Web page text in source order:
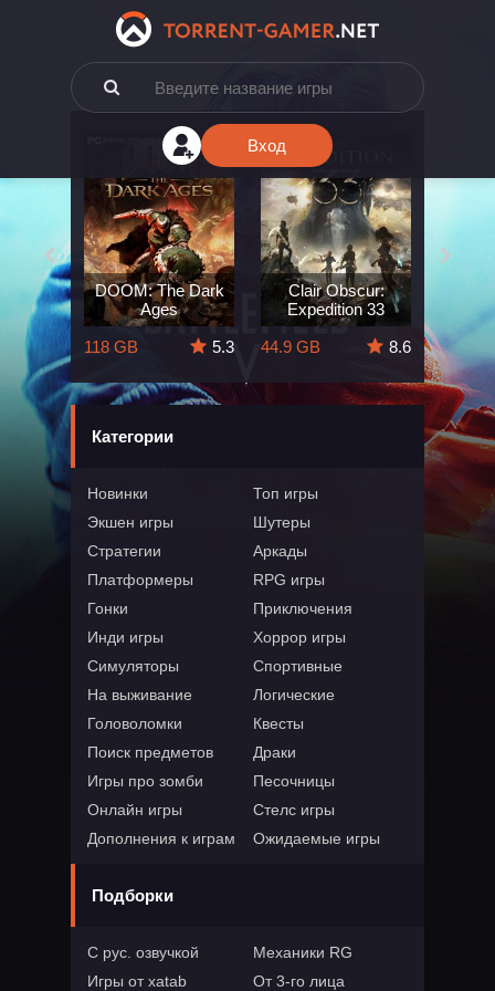
Вход
The
5.7
DOOM: The Dark
Ages
118 GB
5.3
Clair Obscur:
Expedition 33
44.9 GB
8.6
164 GB
Категории
Новинки
Топ игры
Экшен игры
Шутеры
Стратегии
Аркады
Платформеры
RPG игры
Гонки
Приключения
Инди игры
Хоррор игры
Симуляторы
Спортивные
На выживание
Логические
Головоломки
Квесты
Поиск предметов
Драки
Игры про зомби
Песочницы
Онлайн игры
Стелс игры
Дополнения к играм
Ожидаемые игры
Подборки
С рус. озвучкой
Механики RG
Игры от xatab
От 3-го лица